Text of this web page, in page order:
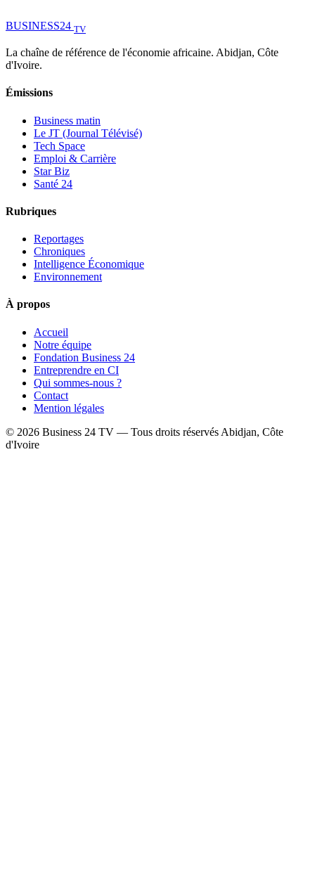
BUSINESS24 TV
La chaîne de référence de l'économie africaine. Abidjan, Côte
d'Ivoire.
Émissions
Business matin
Le JT (Journal Télévisé)
Tech Space
Emploi & Carrière
Star Biz
Santé 24
Rubriques
Reportages
Chroniques
Intelligence Économique
Environnement
À propos
Accueil
Notre équipe
Fondation Business 24
Entreprendre en CI
Qui sommes-nous ?
Contact
Mention légales
© 2026 Business 24 TV — Tous droits réservés Abidjan, Côte
d'Ivoire